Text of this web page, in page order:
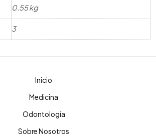
0.55 kg
3
Inicio
Medicina
Odontología
Sobre Nosotros